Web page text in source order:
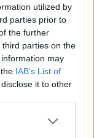
utilized by
parties prior to
the further
parties on the
may
IAB’s List of
it to other
CNC operátor• mzda
na ubytování (Jihlava,
dělník • mzda 44.700
Jihlava)